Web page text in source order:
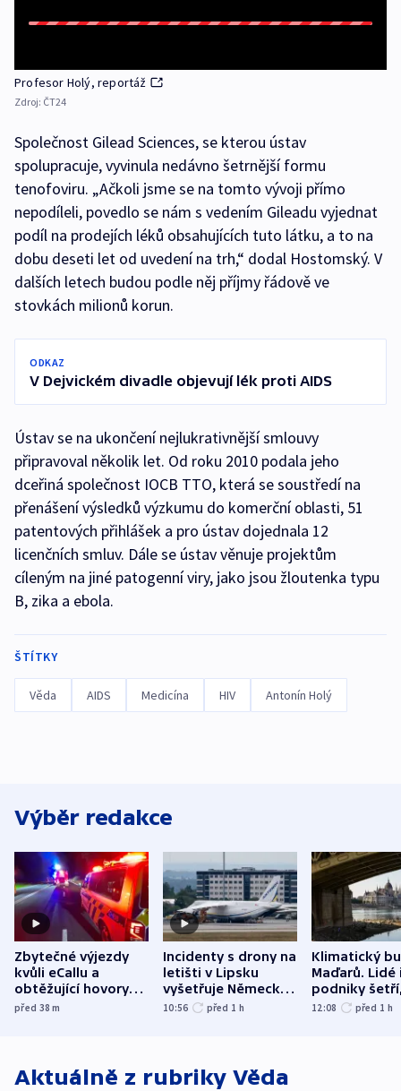
Profesor Holý, reportáž
Zdroj: ČT24
Společnost Gilead Sciences, se kterou ústav
spolupracuje, vyvinula nedávno šetrnější formu
tenofoviru. „Ačkoli jsme se na tomto vývoji přímo
nepodíleli, povedlo se nám s vedením Gileadu vyjednat
podíl na prodejích léků obsahujících tuto látku, a to na
dobu deseti let od uvedení na trh,“ dodal Hostomský. V
dalších letech budou podle něj příjmy řádově ve
stovkách milionů korun.
ODKAZ
V Dejvickém divadle objevují lék proti AIDS
Ústav se na ukončení nejlukrativnější smlouvy
připravoval několik let. Od roku 2010 podala jeho
dceřiná společnost IOCB TTO, která se soustředí na
přenášení výsledků výzkumu do komerční oblasti, 51
patentových přihlášek a pro ústav dojednala 12
licenčních smluv. Dále se ústav věnuje projektům
cíleným na jiné patogenní viry, jako jsou žloutenka typu
B, zika a ebola.
ŠTÍTKY
Věda AIDS Medicína HIV Antonín Holý
Výběr redakce
Zbytečné výjezdy
kvůli eCallu a
obtěžující hovory
zdržují záchranáře
před 38m
Incidenty s drony na
letišti v Lipsku
vyšetřuje Německo
jako úmyslný pokus
10:56 před 1 h
Klimatický
Maďarů. Lidé
podniky
omezuje se
12:08 před 1 h
Aktuálně z rubriky Věda